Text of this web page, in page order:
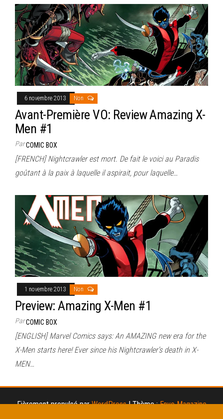
6 novembre 2013 Non
Avant-Première VO: Review Amazing X-
Men #1
ParCOMIC BOX
[FRENCH] Nightcrawler est mort. De fait le voici au Paradis
goûtant à la paix à laquelle il aspirait, pour laquelle…
1 novembre 2013 Non
Preview: Amazing X-Men #1
ParCOMIC BOX
[ENGLISH] Marvel Comics says: An AMAZING new era for the
X-Men starts here! Ever since his Nightcrawler’s death in X-
MEN…
Fièrement propulsé parWordPress |Thème :Envo Magazine